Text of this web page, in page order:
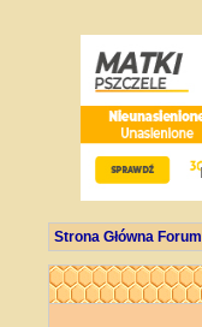
Strona Główna Forum